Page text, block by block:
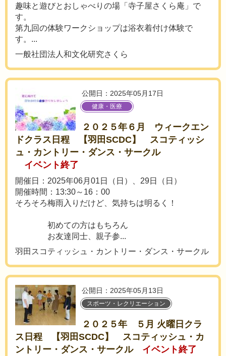
趣味と遊びとおしゃべりの場「寺子屋さくら庵」で
す。
第九回の体験ワークショップは浴衣着付け体験で
す。...
一般社団法人和文化研究さくら
公開日：2025年05月17日
健康・医療
２０２５年６月 ウィークエン
ドクラス日程 【羽田SCDC】 スコティッシ
ュ・カントリー・ダンス・サークル
イベント終了
開催日：2025年06月01日（日）、29日（日）
開催時間：13:30～16：00
そろそろ梅雨入りだけど、気持ちは明るく！
初めての方はもちろん
お友達同士、親子参...
羽田スコティッシュ・カントリー・ダンス・サークル
公開日：2025年05月13日
スポーツ・レクリエーション
２０２５年 ５月 火曜日クラ
ス日程 【羽田SCDC】 スコティッシュ・カ
ントリー・ダンス・サークル
イベント終了